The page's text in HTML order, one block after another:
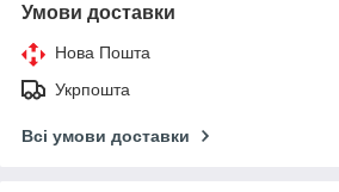
Умови доставки
Нова Пошта
Укрпошта
Всі умови доставки